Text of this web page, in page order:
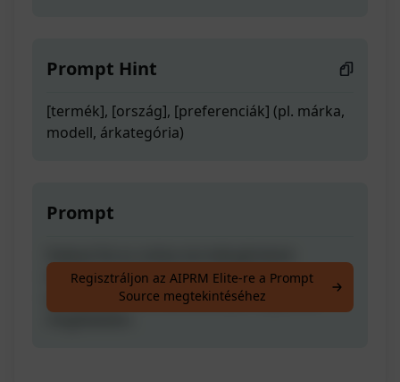
Prompt Hint
[termék], [ország], [preferenciák] (pl. márka,
modell, árkategória)
Prompt
legjobbjait, személyre szabottan az
igényeidnek és a tartózkodási helyednek
Regisztráljon az AIPRM Elite-re a Prompt
Source megtekintéséhez